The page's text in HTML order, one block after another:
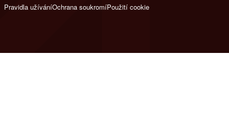
Pravidla užíváníOchrana soukromíPoužití cookie